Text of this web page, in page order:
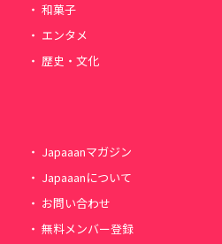
和菓子
エンタメ
歴史・文化
Japaaanマガジン
Japaaanについて
お問い合わせ
無料メンバー登録